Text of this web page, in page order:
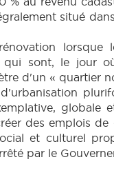
situé
sont, le jour
d'un « quartier
des emplois
et culturel
par le